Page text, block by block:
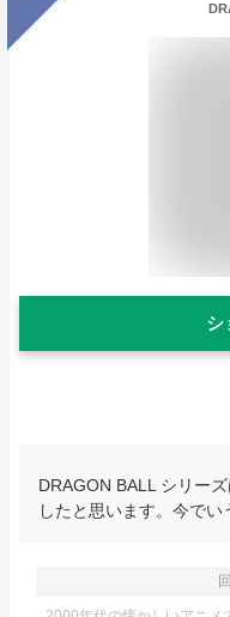
シ
DRAGON BALL シリー
したと思います。今でい